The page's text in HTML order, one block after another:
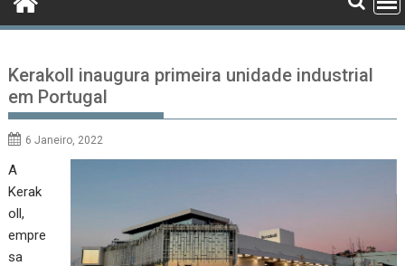
Kerakoll inaugura primeira unidade industrial
em Portugal
6 Janeiro, 2022
A
Kerak
oll,
empre
sa